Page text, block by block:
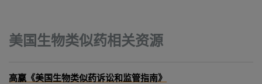
美国生物类似药相关资源
高赢《美国生物类似药诉讼和监管指南》